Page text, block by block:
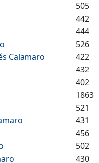
505
442
444
526
Calamaro
422
432
402
1863
521
431
456
502
430